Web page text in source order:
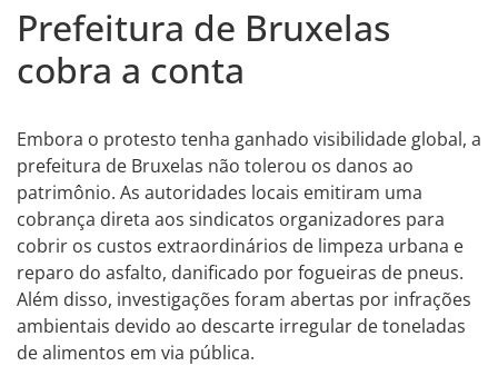
Prefeitura de Bruxelas
cobra a conta
Embora o protesto tenha ganhado visibilidade global, a
prefeitura de Bruxelas não tolerou os danos ao
patrimônio. As autoridades locais emitiram uma
cobrança direta aos sindicatos organizadores para
cobrir os custos extraordinários de limpeza urbana e
reparo do asfalto, danificado por fogueiras de pneus.
Além disso, investigações foram abertas por infrações
ambientais devido ao descarte irregular de toneladas
de alimentos em via pública.